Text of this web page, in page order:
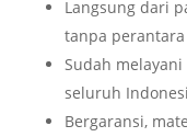
Langsung dari
tanpa perantara
Sudah
seluruh
Bergaransi,